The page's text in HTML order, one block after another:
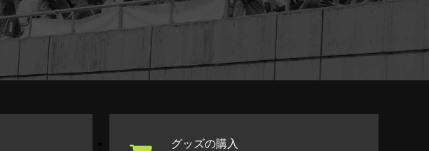
グッズの購入